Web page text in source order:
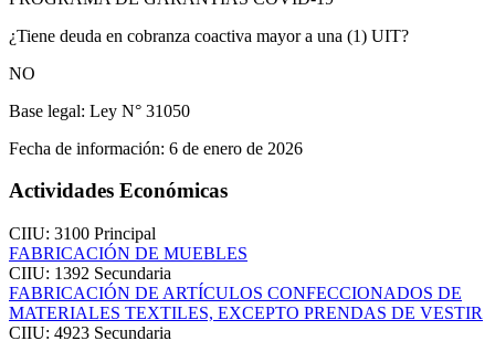
¿Tiene deuda en cobranza coactiva mayor a una (1) UIT?
NO
Base legal: Ley N° 31050
Fecha de información: 6 de enero de 2026
Actividades Económicas
CIIU: 3100 Principal
FABRICACIÓN DE MUEBLES
CIIU: 1392 Secundaria
FABRICACIÓN DE ARTÍCULOS CONFECCIONADOS DE
MATERIALES TEXTILES, EXCEPTO PRENDAS DE VESTIR
CIIU: 4923 Secundaria